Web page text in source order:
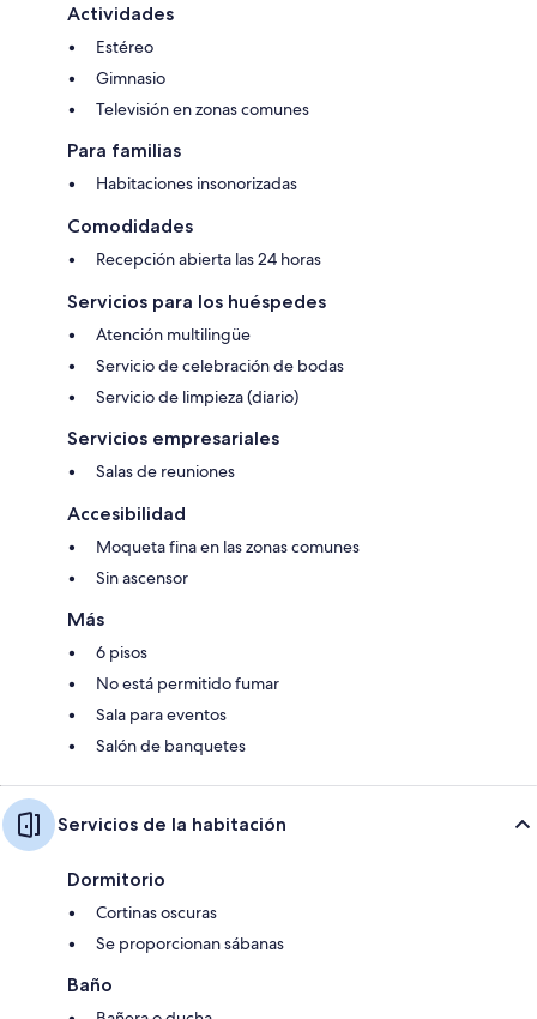
Actividades
Estéreo
Gimnasio
Televisión en zonas comunes
Para familias
Habitaciones insonorizadas
Comodidades
Recepción abierta las 24 horas
Servicios para los huéspedes
Atención multilingüe
Servicio de celebración de bodas
Servicio de limpieza (diario)
Servicios empresariales
Salas de reuniones
Accesibilidad
Moqueta fina en las zonas comunes
Sin ascensor
Más
6 pisos
No está permitido fumar
Sala para eventos
Salón de banquetes
Servicios de la habitación
Dormitorio
Cortinas oscuras
Se proporcionan sábanas
Baño